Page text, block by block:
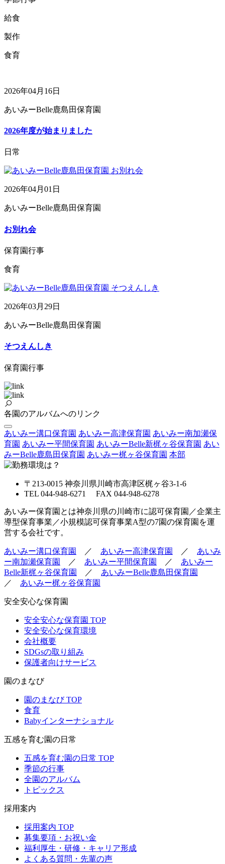
給食
製作
食育
2026年04月16日
あいみーBelle鹿島田保育園
2026年度が始まりました
日常
2026年04月01日
あいみーBelle鹿島田保育園
お別れ会
保育園行事
食育
2026年03月29日
あいみーBelle鹿島田保育園
そつえんしき
保育園行事
各園のアルバムへのリンク
あいみー溝口保育園 あいみー高津保育園 あいみー南加瀬保
育園 あいみー平間保育園 あいみーBelle新梶ヶ谷保育園 あい
みーBelle鹿島田保育園 あいみー梶ヶ谷保育園 本部
〒213-0015 神奈川県川崎市高津区梶ヶ谷3-1-6
TEL 044-948-6271 FAX 044-948-6278
あいみー保育園とは神奈川県の川崎市に認可保育園／企業主
導型保育事業／小規模認可保育事業A型の7園の保育園を運
営する会社です。
あいみー溝口保育園 ／ あいみー高津保育園 ／ あいみ
ー南加瀬保育園
／ あいみー平間保育園 ／ あいみー
Belle新梶ヶ谷保育園
／ あいみーBelle鹿島田保育園
／ あいみー梶ヶ谷保育園
安全安心な保育園
安全安心な保育園 TOP
安全安心な保育環境
会社概要
SDGsの取り組み
保護者向けサービス
園のまなび
園のまなび TOP
食育
Babyインターナショナル
五感を育む園の日常
五感を育む園の日常 TOP
季節の行事
全園のアルバム
トピックス
採用案内
採用案内 TOP
募集要項・お祝い金
福利厚生・研修・キャリア形成
よくある質問・先輩の声